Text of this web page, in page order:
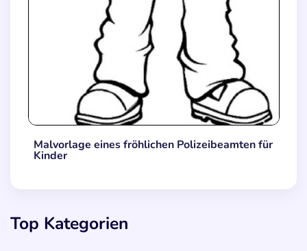
Malvorlage eines fröhlichen Polizeibeamten für
Kinder
Top Kategorien